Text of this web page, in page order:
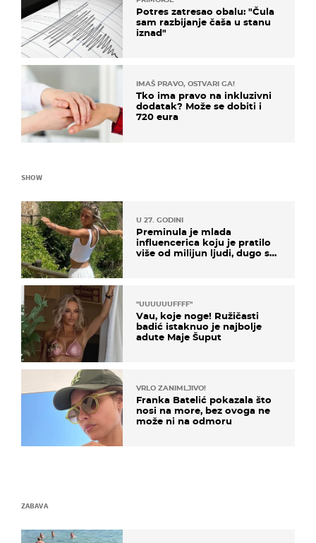
Potres zatresao obalu: "Čula
sam razbijanje čaša u stanu
iznad"
IMAŠ PRAVO, OSTVARI GA!
Tko ima pravo na inkluzivni
dodatak? Može se dobiti i
720 eura
SHOW
U 27. GODINI
Preminula je mlada
influencerica koju je pratilo
više od milijun ljudi, dugo se
"UUUUUUFFFF"
Vau, koje noge! Ružičasti
badić istaknuo je najbolje
adute Maje Šuput
VRLO ZANIMLJIVO!
Franka Batelić pokazala što
nosi na more, bez ovoga ne
može ni na odmoru
ZABAVA